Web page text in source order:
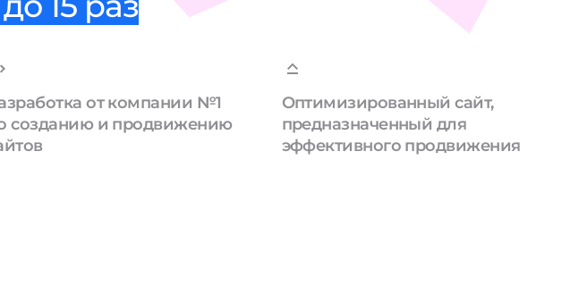
от компании №1
созданию и продвижению
Оптимизированный сайт,
предназначенный для
эффективного продвижения